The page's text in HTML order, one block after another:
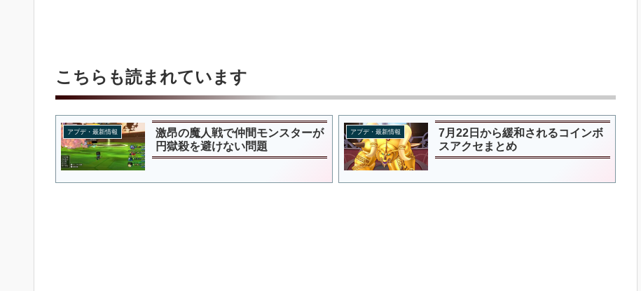
こちらも読まれています
アプデ・最新情報
激昂の魔人戦で仲間モンスターが
円獄殺を避けない問題
アプデ・最新情報
7月22日から緩和されるコインボ
スアクセまとめ